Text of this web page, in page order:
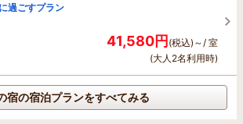
過ごすプラン
41,580円(税込)～/ 室
(大人2名利用時)
宿の宿泊プランをすべてみる